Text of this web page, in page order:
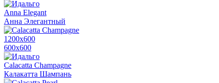
Anna Elegant
Анна Элегантный
1200х600
600х600
Calacatta Champagne
Калакатта Шампань